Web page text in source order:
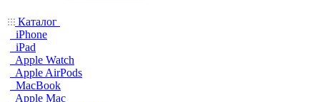
Каталог
iPhone
iPad
Apple Watch
Apple AirPods
MacBook
Apple Mac